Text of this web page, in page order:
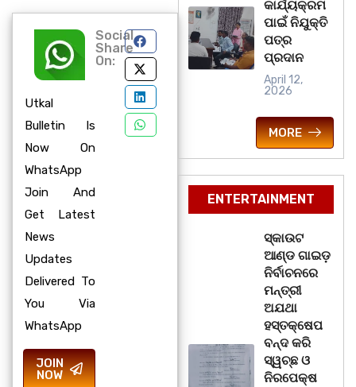
Utkal
Bulletin Is
Now On
WhatsApp
Join And
Get Latest
News
Updates
Delivered To
You Via
WhatsApp
JOIN
NOW
Social
Share
On:
କାର୍ଯ୍ୟକ୍ରମ
ପାଇଁ ନିଯୁକ୍ତି
ପତ୍ର
ପ୍ରଦାନ
April 12,
2026
MORE
ENTERTAINMENT
ସ୍କାଉଟ
ଆଣ୍ଡ ଗାଇଡ଼
ନିର୍ବାଚନରେ
ମନ୍ତ୍ରୀ
ଅଯଥା
ହସ୍ତକ୍ଷେପ
ବନ୍ଦ କରି
ସ୍ୱଚ୍ଛ ଓ
ନିରପେକ୍ଷ